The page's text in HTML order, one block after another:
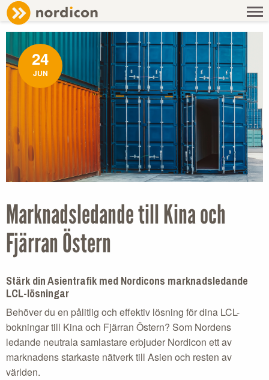
NEWS / MARKNADSLEDANDE TILL KINA OCH FJÄRRAN ÖSTERN
24
JUN
Marknadsledande till Kina och
Fjärran Östern
Stärk din Asientrafik med Nordicons marknadsledande
LCL-lösningar
Behöver du en pålitlig och effektiv lösning för dina LCL-
bokningar till Kina och Fjärran Östern? Som Nordens
ledande neutrala samlastare erbjuder Nordicon ett av
marknadens starkaste nätverk till Asien och resten av
världen.